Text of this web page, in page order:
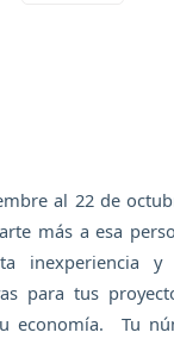
al 22 de
más a esa
inexperiencia y
para tus
economía. Tu